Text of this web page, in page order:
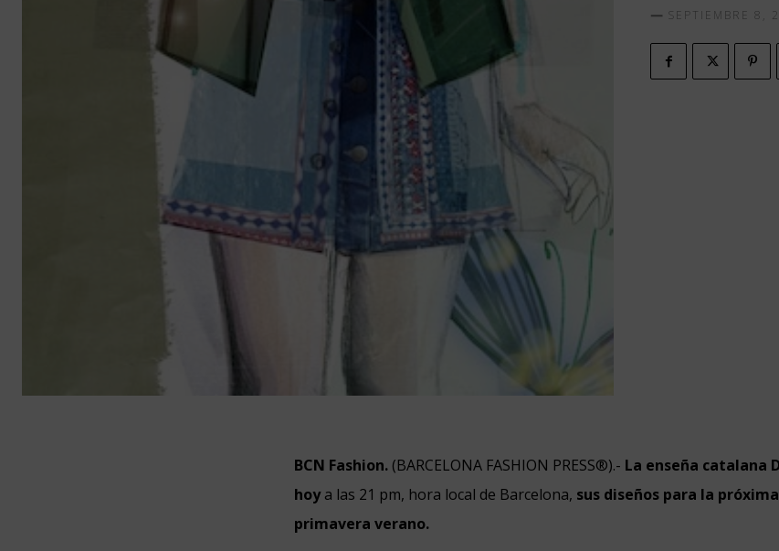
SEPTIEMBRE 8,
BCN Fashion. (BARCELONA FASHION PRESS®).- La enseña catalana
hoya las 21 pm, hora local de Barcelona, sus diseños para la
primavera verano.